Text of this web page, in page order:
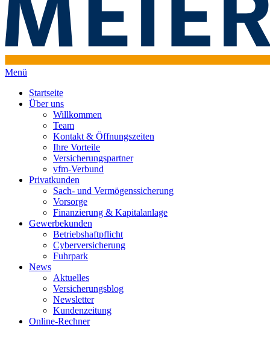
Menü
Startseite
Über uns
Willkommen
Team
Kontakt & Öffnungszeiten
Ihre Vorteile
Versicherungspartner
vfm-Verbund
Privatkunden
Sach- und Vermögenssicherung
Vorsorge
Finanzierung & Kapitalanlage
Gewerbekunden
Betriebshaftpflicht
Cyberversicherung
Fuhrpark
News
Aktuelles
Versicherungsblog
Newsletter
Kundenzeitung
Online-Rechner